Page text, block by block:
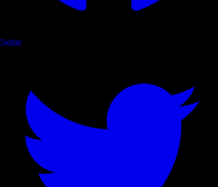
Twitter